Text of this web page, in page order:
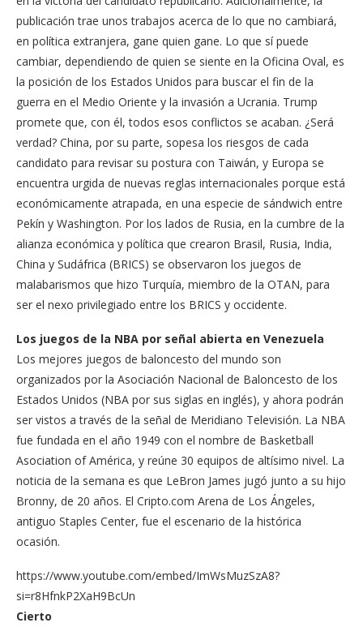
publicación trae unos trabajos acerca de lo que no cambiará,
en política extranjera, gane quien gane. Lo que sí puede
cambiar, dependiendo de quien se siente en la Oficina Oval, es
la posición de los Estados Unidos para buscar el fin de la
guerra en el Medio Oriente y la invasión a Ucrania. Trump
promete que, con él, todos esos conflictos se acaban. ¿Será
verdad? China, por su parte, sopesa los riesgos de cada
candidato para revisar su postura con Taiwán, y Europa se
encuentra urgida de nuevas reglas internacionales porque está
económicamente atrapada, en una especie de sándwich entre
Pekín y Washington. Por los lados de Rusia, en la cumbre de la
alianza económica y política que crearon Brasil, Rusia, India,
China y Sudáfrica (BRICS) se observaron los juegos de
malabarismos que hizo Turquía, miembro de la OTAN, para
ser el nexo privilegiado entre los BRICS y occidente.
Los juegos de la NBA por señal abierta en Venezuela
Los mejores juegos de baloncesto del mundo son
organizados por la Asociación Nacional de Baloncesto de los
Estados Unidos (NBA por sus siglas en inglés), y ahora podrán
ser vistos a través de la señal de Meridiano Televisión. La NBA
fue fundada en el año 1949 con el nombre de Basketball
Asociation of América, y reúne 30 equipos de altísimo nivel. La
noticia de la semana es que LeBron James jugó junto a su hijo
Bronny, de 20 años. El Cripto.com Arena de Los Ángeles,
antiguo Staples Center, fue el escenario de la histórica
ocasión.
https://www.youtube.com/embed/ImWsMuzSzA8?
si=r8HfnkP2XaH9BcUn
Cierto